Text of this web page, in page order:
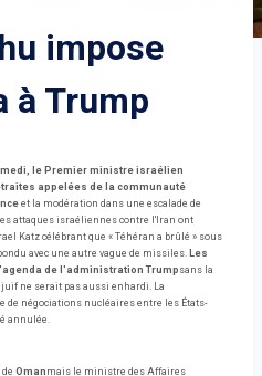
impose
à Trump
le Premier ministre israélien
appelées de la communauté
et la modération dans une escalade de
attaques israéliennes contre l'Iran ont
Katz célébrant que « Téhéran a brûlé » sous
avec une autre vague de missiles. Les
de l'administration Trump sans la
ne serait pas aussi enhardi. La
de négociations nucléaires entre les États-
annulée.
Oman mais le ministre des Affaires